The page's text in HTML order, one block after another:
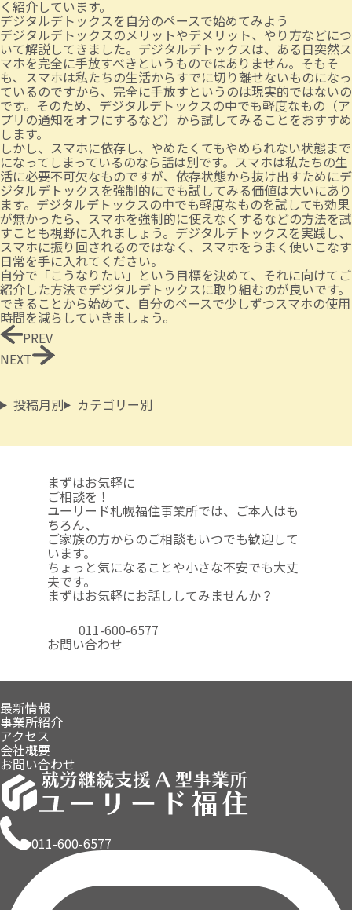
く紹介しています。
デジタルデトックスを自分のペースで始めてみよう
デジタルデトックスのメリットやデメリット、やり方などにつ
いて解説してきました。デジタルデトックスは、ある日突然ス
マホを完全に手放すべきというものではありません。そもそ
も、スマホは私たちの生活からすでに切り離せないものになっ
ているのですから、完全に手放すというのは現実的ではないの
です。そのため、デジタルデトックスの中でも軽度なもの（ア
プリの通知をオフにするなど）から試してみることをおすすめ
します。
しかし、スマホに依存し、やめたくてもやめられない状態まで
になってしまっているのなら話は別です。スマホは私たちの生
活に必要不可欠なものですが、依存状態から抜け出すためにデ
ジタルデトックスを強制的にでも試してみる価値は大いにあり
ます。デジタルデトックスの中でも軽度なものを試しても効果
が無かったら、スマホを強制的に使えなくするなどの方法を試
すことも視野に入れましょう。デジタルデトックスを実践し、
スマホに振り回されるのではなく、スマホをうまく使いこなす
日常を手に入れてください。
自分で「こうなりたい」という目標を決めて、それに向けてご
紹介した方法でデジタルデトックスに取り組むのが良いです。
できることから始めて、自分のペースで少しずつスマホの使用
時間を減らしていきましょう。
PREV
NEXT
投稿月別 カテゴリー別
まずはお気軽に
ご相談を！
ユーリード札幌福住事業所では、ご本人はも
ちろん、
ご家族の方からのご相談もいつでも歓迎して
います。
ちょっと気になることや小さな不安でも大丈
夫です。
まずはお気軽にお話ししてみませんか？
011-600-6577
お問い合わせ
最新情報
事業所紹介
アクセス
会社概要
お問い合わせ
011-600-6577